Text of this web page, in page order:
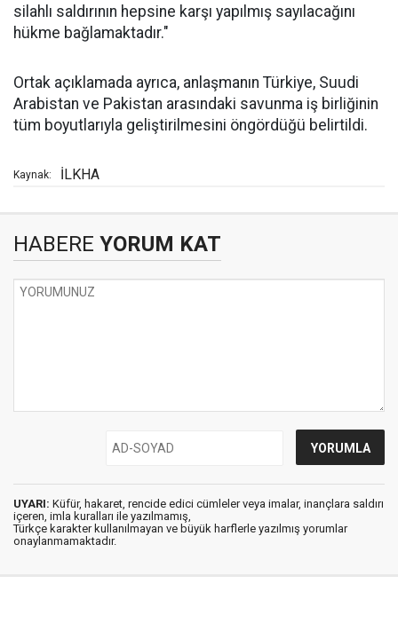
silahlı saldırının hepsine karşı yapılmış sayılacağını
hükme bağlamaktadır."
Ortak açıklamada ayrıca, anlaşmanın Türkiye, Suudi
Arabistan ve Pakistan arasındaki savunma iş birliğinin
tüm boyutlarıyla geliştirilmesini öngördüğü belirtildi.
Kaynak: İLKHA
HABERE YORUM KAT
UYARI: Küfür, hakaret, rencide edici cümleler veya imalar, inançlara saldırı
içeren, imla kuralları ile yazılmamış,
Türkçe karakter kullanılmayan ve büyük harflerle yazılmış yorumlar
onaylanmamaktadır.